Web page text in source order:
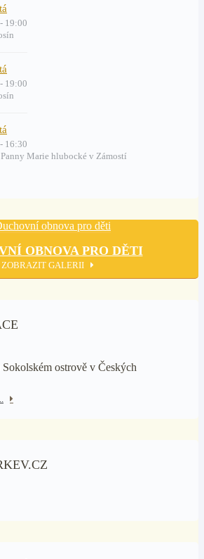
19:00
19:00
16:30
Panny Marie hlubocké v Zámostí
OBNOVA PRO DĚTI
ZOBRAZIT GALERII
ostrově v Českých